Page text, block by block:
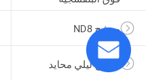
مرشح ND8
مرشح ليلي محايد